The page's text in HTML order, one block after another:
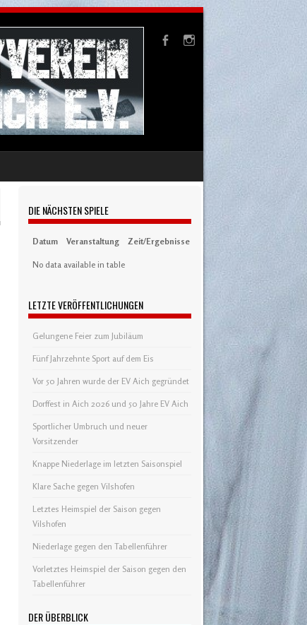
DIE NÄCHSTEN SPIELE
Datum Veranstaltung Zeit/Ergebnisse
No data available in table
LETZTE VERÖFFENTLICHUNGEN
Gelungene Feier zum Jubiläum
Fünf Jahrzehnte Sport auf dem Eis
Vor 50 Jahren wurde der EV Aich gegründet
Dorffest in Aich 2026 und 50 Jahre EV Aich
Sportlicher Umbruch und neuer
Vorsitzender
Knappe Niederlage im letzten Saisonspiel
Klare Sache gegen Vilshofen
Letztes Heimspiel der Saison gegen
Vilshofen
Niederlage gegen den Tabellenführer
Vorletztes Heimspiel der Saison gegen den
Tabellenführer
DER ÜBERBLICK